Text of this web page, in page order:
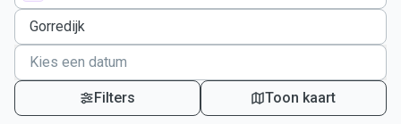
Filters Toon kaart